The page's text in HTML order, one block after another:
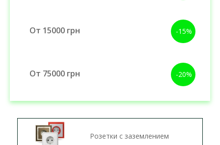
От 15000 грн -15%
От 75000 грн -20%
Розетки с заземлением